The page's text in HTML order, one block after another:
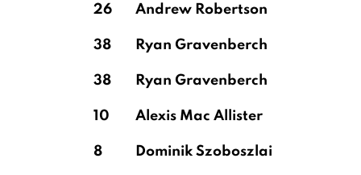
26 Andrew Robertson
38 Ryan Gravenberch
38 Ryan Gravenberch
10 Alexis Mac Allister
8 Dominik Szoboszlai